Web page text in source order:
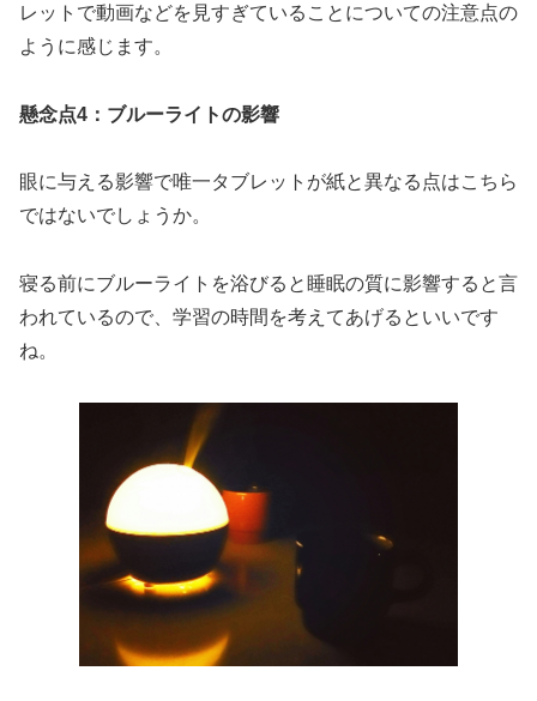
レットで動画などを見すぎていることについての注意点の
ように感じます。
懸念点4：ブルーライトの影響
眼に与える影響で唯一タブレットが紙と異なる点はこちら
ではないでしょうか。
寝る前にブルーライトを浴びると睡眠の質に影響すると言
われているので、学習の時間を考えてあげるといいです
ね。